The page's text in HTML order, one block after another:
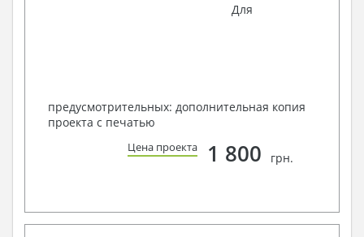
Для
предусмотрительных: дополнительная копия
проекта с печатью
Цена проекта 1 800 грн.